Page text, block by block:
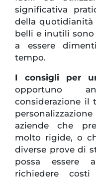
significativa
della quotidianità
belli e inutili sono
a essere
tempo.
I consigli per
opportuno
considerazione il
aziende che
molto rigide, o
diverse prove di
possa essere
richiedere